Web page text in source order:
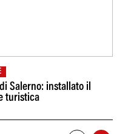
Salerno: installato il
turistica